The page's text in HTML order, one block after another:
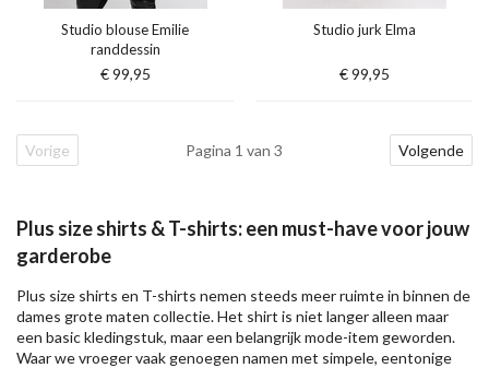
Studio blouse Emilie
randdessin
€ 99,95
Studio jurk Elma
€ 99,95
Vorige Pagina 1 van 3 Volgende
Plus size shirts & T-shirts: een must-have voor jouw
garderobe
Plus size shirts en T-shirts nemen steeds meer ruimte in binnen de
dames grote maten collectie. Het shirt is niet langer alleen maar
een basic kledingstuk, maar een belangrijk mode-item geworden.
Waar we vroeger vaak genoegen namen met simpele, eentonige